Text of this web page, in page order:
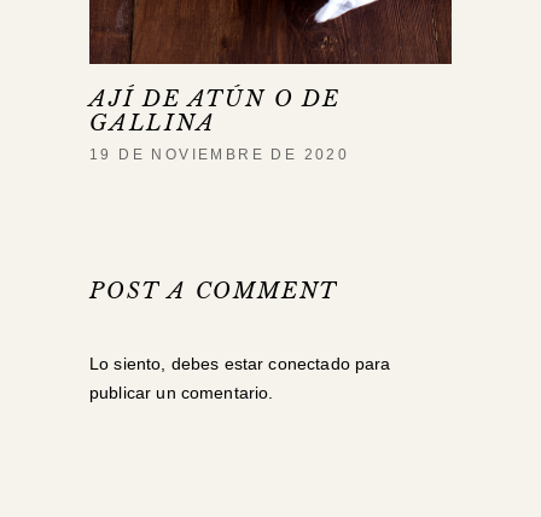
AJÍ DE ATÚN O DE
GALLINA
19 DE NOVIEMBRE DE 2020
POST A COMMENT
Lo siento, debes estarconectadopara
publicar un comentario.